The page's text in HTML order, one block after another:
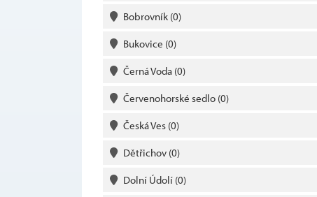
Bobrovník (0)
Bukovice (0)
Černá Voda (0)
Červenohorské sedlo (0)
Česká Ves (0)
Dětřichov (0)
Dolní Údolí (0)